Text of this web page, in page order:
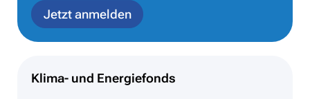
Jetzt anmelden
Klima- und Energiefonds